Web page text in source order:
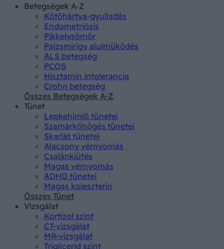
Betegségek A-Z
Kötőhártya-gyulladás
Endometriózis
Pikkelysömör
Pajzsmirigy alulműködés
ALS betegség
PCOS
Hisztamin intolerancia
Crohn betegség
Összes Betegségek A-Z
Tünet
Lepkehimlő tünetei
Szamárköhögés tünetei
Skarlát tünetei
Alacsony vérnyomás
Csalánkiütés
Magas vérnyomás
ADHD tünetei
Magas koleszterin
Összes Tünet
Vizsgálat
Kortizol szint
CT-vizsgálat
MR-vizsgálat
Triglicerid szint